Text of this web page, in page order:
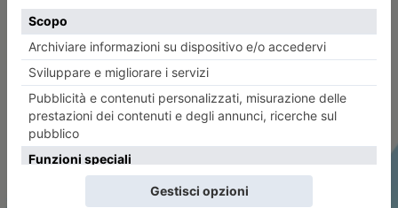
ARTICOLO SUCCESSIVO
Conferenza Ucid: filantropia,
innovazione e impatto sociale.
Ospite d’eccezione la
Fondazione Cottino